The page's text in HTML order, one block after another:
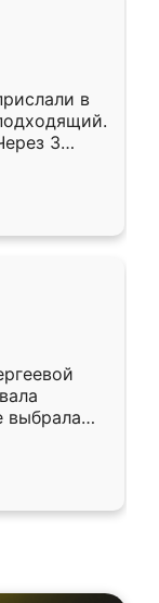
в
3
выбрала
потом
объяснил
с
без
осталась
и ожидала.